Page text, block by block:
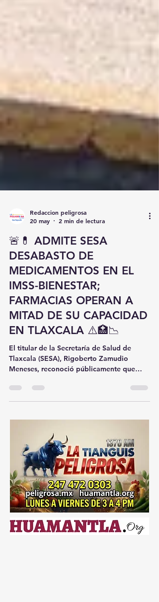
Redaccion peligrosa
20 may
2 min de lectura
🚨💊 ADMITE SESA
DESABASTO DE
MEDICAMENTOS EN EL
IMSS-BIENESTAR;
FARMACIAS OPERAN A
EN TLAXCALA ⚠️🏥📉
El titular de la Secretaría de Salud de
Meneses, reconoció públicamente que
existe un importante desabasto de
afecta principalmente a centros
comunitarios y clínicas de primer nivel en
la entidad. 🚑📄💊 De acuerdo con el
funcionario estatal, actualmente el nivel de
abastecimiento en centros de salud apenas
alcanza el 54 por ciento, mientras que en
hospitales llega